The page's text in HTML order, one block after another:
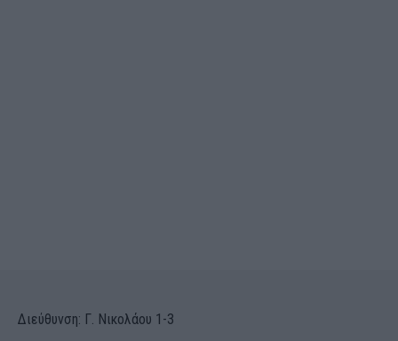
Διεύθυνση: Γ. Νικολάου 1-3